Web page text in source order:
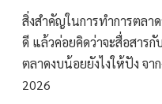
สิ่งสำคัญในการทำการตลา
ดี แล้วค่อยคิดว่าจะสื่อสารกั
ตลาดงบน้อยยังไงให้ปัง จา
2026